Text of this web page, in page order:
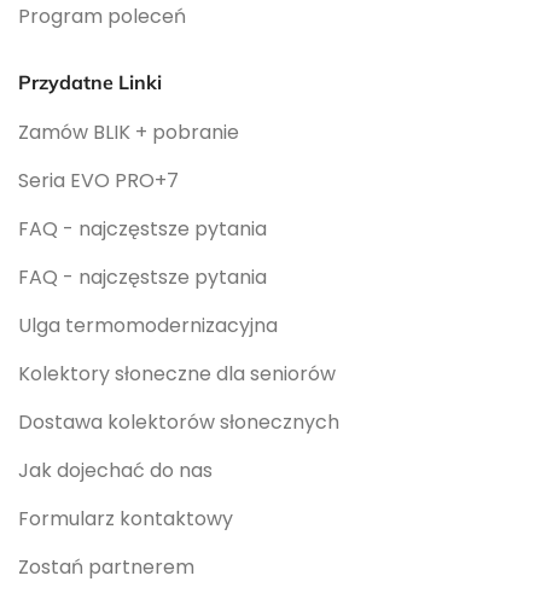
Program poleceń
Przydatne Linki
Zamów BLIK + pobranie
Seria EVO PRO+7
FAQ - najczęstsze pytania
FAQ - najczęstsze pytania
Ulga termomodernizacyjna
Kolektory słoneczne dla seniorów
Dostawa kolektorów słonecznych
Jak dojechać do nas
Formularz kontaktowy
Zostań partnerem